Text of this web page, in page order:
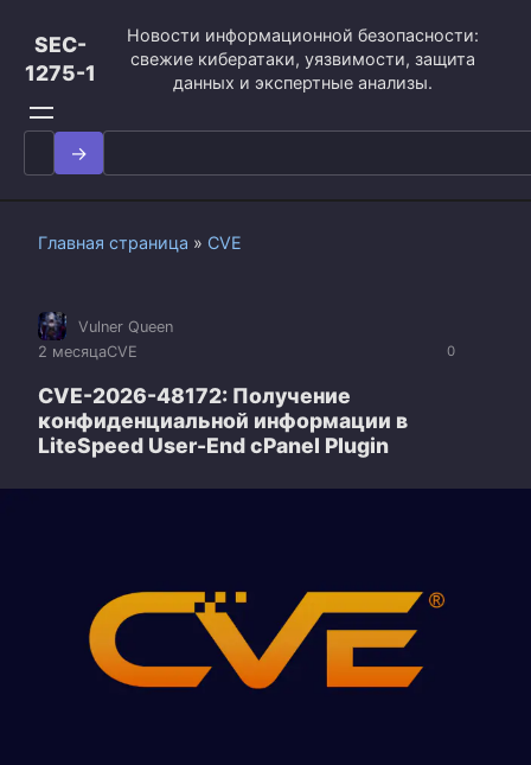
контенту
SEC-
1275-1
Новости информационной безопасности:
свежие кибератаки, уязвимости, защита
данных и экспертные анализы.
Search
for:
Главная страница » CVE
0
Vulner Queen
2 месяцаCVE
CVE-2026-48172: Получение
конфиденциальной информации в
LiteSpeed User-End cPanel Plugin